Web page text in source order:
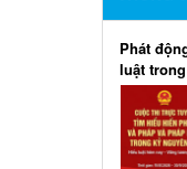
Phát
luật